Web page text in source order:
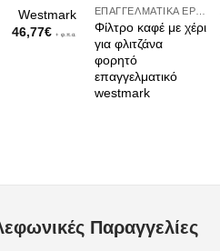
Westmark
46,77€ + φ.π.α.
Φίλτρο καφέ με χέρι
για φλιτζάνα
φορητό
επαγγελματικό
westmark
Παραγγελίες